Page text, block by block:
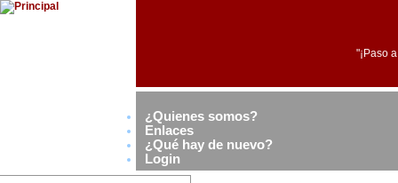
"¡Paso
¿Quienes somos?
Enlaces
¿Qué hay de nuevo?
Login